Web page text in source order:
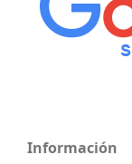
Información